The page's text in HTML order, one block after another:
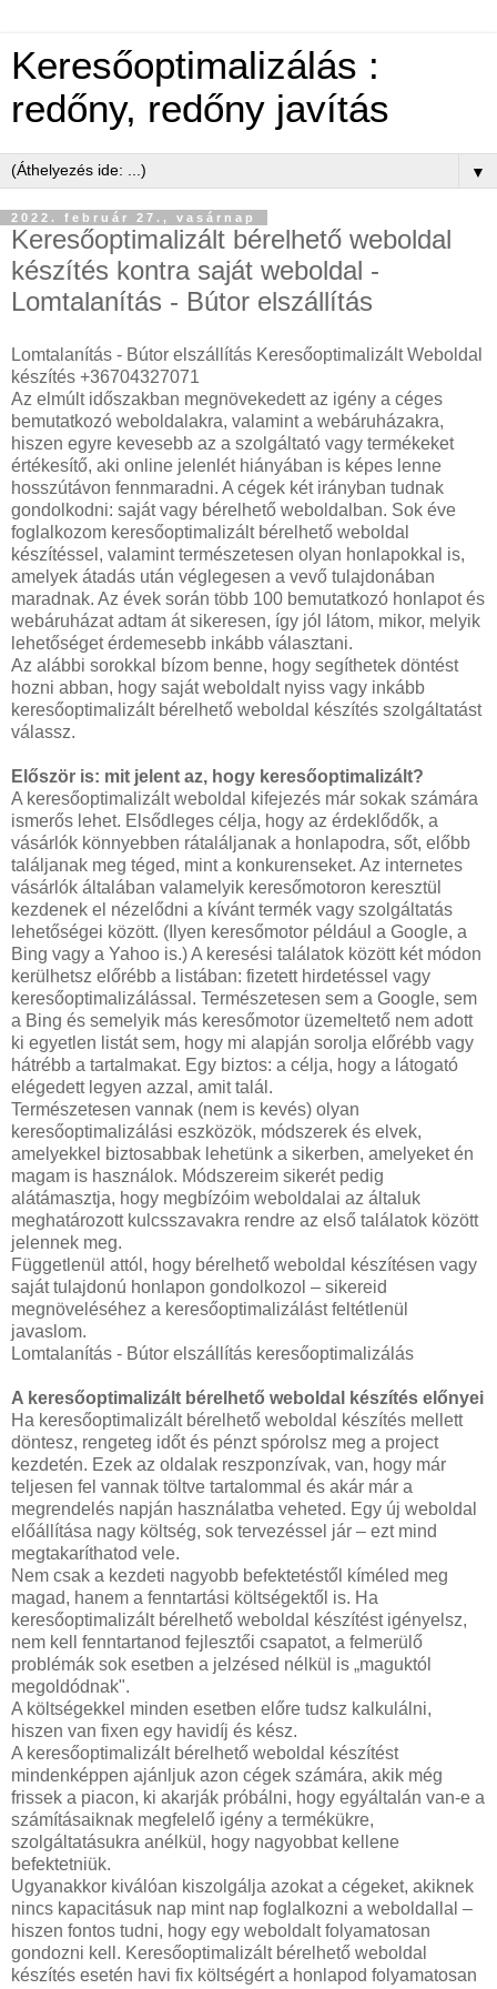
Keresőoptimalizálás :
redőny, redőny javítás
▼
2022. február 27., vasárnap
Keresőoptimalizált bérelhető weboldal
készítés kontra saját weboldal -
Lomtalanítás - Bútor elszállítás
Lomtalanítás - Bútor elszállítás Keresőoptimalizált Weboldal
készítés +36704327071
Az elmúlt időszakban megnövekedett az igény a céges
bemutatkozó weboldalakra, valamint a webáruházakra,
hiszen egyre kevesebb az a szolgáltató vagy termékeket
értékesítő, aki online jelenlét hiányában is képes lenne
hosszútávon fennmaradni. A cégek két irányban tudnak
gondolkodni: saját vagy bérelhető weboldalban. Sok éve
foglalkozom keresőoptimalizált bérelhető weboldal
készítéssel, valamint természetesen olyan honlapokkal is,
amelyek átadás után véglegesen a vevő tulajdonában
maradnak. Az évek során több 100 bemutatkozó honlapot és
webáruházat adtam át sikeresen, így jól látom, mikor, melyik
lehetőséget érdemesebb inkább választani.
Az alábbi sorokkal bízom benne, hogy segíthetek döntést
hozni abban, hogy saját weboldalt nyiss vagy inkább
keresőoptimalizált bérelhető weboldal készítés szolgáltatást
válassz.
Először is: mit jelent az, hogy keresőoptimalizált?
A keresőoptimalizált weboldal kifejezés már sokak számára
ismerős lehet. Elsődleges célja, hogy az érdeklődők, a
vásárlók könnyebben rátaláljanak a honlapodra, sőt, előbb
találjanak meg téged, mint a konkurenseket. Az internetes
vásárlók általában valamelyik keresőmotoron keresztül
kezdenek el nézelődni a kívánt termék vagy szolgáltatás
lehetőségei között. (Ilyen keresőmotor például a Google, a
Bing vagy a Yahoo is.) A keresési találatok között két módon
kerülhetsz előrébb a listában: fizetett hirdetéssel vagy
keresőoptimalizálással. Természetesen sem a Google, sem
a Bing és semelyik más keresőmotor üzemeltető nem adott
ki egyetlen listát sem, hogy mi alapján sorolja előrébb vagy
hátrébb a tartalmakat. Egy biztos: a célja, hogy a látogató
elégedett legyen azzal, amit talál.
Természetesen vannak (nem is kevés) olyan
keresőoptimalizálási eszközök, módszerek és elvek,
amelyekkel biztosabbak lehetünk a sikerben, amelyeket én
magam is használok. Módszereim sikerét pedig
alátámasztja, hogy megbízóim weboldalai az általuk
meghatározott kulcsszavakra rendre az első találatok között
jelennek meg.
Függetlenül attól, hogy bérelhető weboldal készítésen vagy
saját tulajdonú honlapon gondolkozol – sikereid
megnöveléséhez a keresőoptimalizálást feltétlenül
javaslom.
Lomtalanítás - Bútor elszállítás keresőoptimalizálás
A keresőoptimalizált bérelhető weboldal készítés előnyei
Ha keresőoptimalizált bérelhető weboldal készítés mellett
döntesz, rengeteg időt és pénzt spórolsz meg a project
kezdetén. Ezek az oldalak reszponzívak, van, hogy már
teljesen fel vannak töltve tartalommal és akár már a
megrendelés napján használatba veheted. Egy új weboldal
előállítása nagy költség, sok tervezéssel jár – ezt mind
megtakaríthatod vele.
Nem csak a kezdeti nagyobb befektetéstől kíméled meg
magad, hanem a fenntartási költségektől is. Ha
keresőoptimalizált bérelhető weboldal készítést igényelsz,
nem kell fenntartanod fejlesztői csapatot, a felmerülő
problémák sok esetben a jelzésed nélkül is „maguktól
megoldódnak".
A költségekkel minden esetben előre tudsz kalkulálni,
hiszen van fixen egy havidíj és kész.
A keresőoptimalizált bérelhető weboldal készítést
mindenképpen ajánljuk azon cégek számára, akik még
frissek a piacon, ki akarják próbálni, hogy egyáltalán van-e a
számításaiknak megfelelő igény a termékükre,
szolgáltatásukra anélkül, hogy nagyobbat kellene
befektetniük.
Ugyanakkor kiválóan kiszolgálja azokat a cégeket, akiknek
nincs kapacitásuk nap mint nap foglalkozni a weboldallal –
hiszen fontos tudni, hogy egy weboldalt folyamatosan
gondozni kell. Keresőoptimalizált bérelhető weboldal
készítés esetén havi fix költségért a honlapod folyamatosan